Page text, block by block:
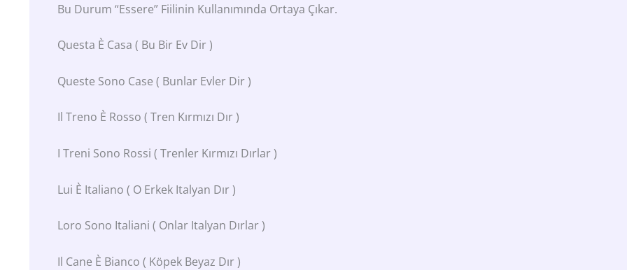
Bu Durum “essere” Fiilinin Kullanımında Ortaya Çıkar.
Questa È Casa ( Bu Bir Ev Dir )
Queste Sono Case ( Bunlar Evler Dir )
Il Treno È Rosso ( Tren Kırmızı Dır )
I Treni Sono Rossi ( Trenler Kırmızı Dırlar )
Lui È Italiano ( O Erkek Italyan Dır )
Loro Sono Italiani ( Onlar Italyan Dırlar )
Il Cane È Bianco ( Köpek Beyaz Dır )